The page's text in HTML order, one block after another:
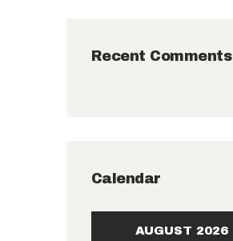
Recent Comments
Calendar
AUGUST 2026